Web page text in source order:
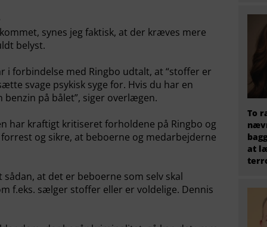
synes jeg faktisk, at der kræves mere
belyst.
i forbindelse med Ringbo udtalt, at “stoffer er
svage psykisk syge for. Hvis du har en
på bålet”, siger overlægen.
har kraftigt kritiseret forholdene på Ringbo og
og sikre, at beboerne og medarbejderne
at det er beboerne som selv skal
f.eks. sælger stoffer eller er voldelige. Dennis
To
at